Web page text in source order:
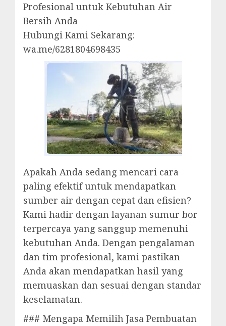
Profesional untuk Kebutuhan Air
Bersih Anda
Hubungi Kami Sekarang:
wa.me/6281804698435
Apakah Anda sedang mencari cara
paling efektif untuk mendapatkan
sumber air dengan cepat dan efisien?
Kami hadir dengan layanan sumur bor
terpercaya yang sanggup memenuhi
kebutuhan Anda. Dengan pengalaman
dan tim profesional, kami pastikan
Anda akan mendapatkan hasil yang
memuaskan dan sesuai dengan standar
keselamatan.
### Mengapa Memilih Jasa Pembuatan